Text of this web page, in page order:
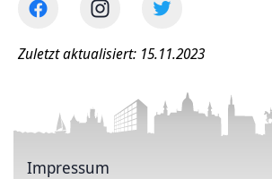
Zuletzt aktualisiert: 15.11.2023
Impressum